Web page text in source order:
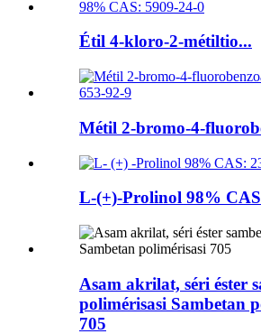
Étil 4-kloro-2-métiltio...
Métil 2-bromo-4-
L-(+)-Prolinol 98%
Asam akrilat, séri éster
polimérisasi Sambetan
705